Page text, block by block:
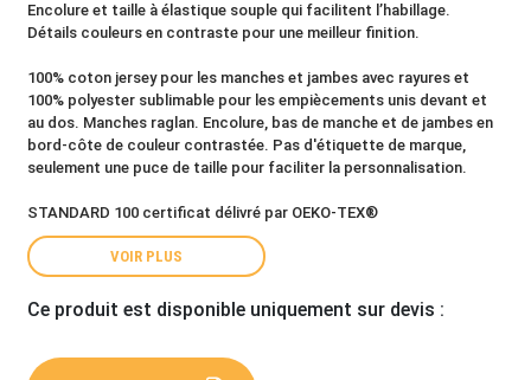
Encolure et taille à élastique souple qui facilitent l’habillage.
Détails couleurs en contraste pour une meilleur finition.
100% coton jersey pour les manches et jambes avec rayures et
100% polyester sublimable pour les empiècements unis devant et
au dos. Manches raglan. Encolure, bas de manche et de jambes en
bord-côte de couleur contrastée. Pas d'étiquette de marque,
seulement une puce de taille pour faciliter la personnalisation.
STANDARD 100 certificat délivré par OEKO-TEX®
VOIR PLUS
Ce produit est disponible uniquement sur devis :